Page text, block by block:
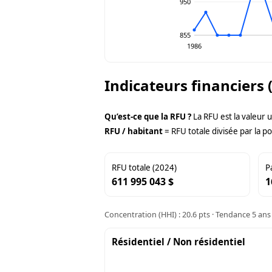
855
1986
Indicateurs financiers
Qu’est-ce que la RFU ? La RFU est la
RFU / habitant= RFU totale divisée par la
RFU totale (2024)
611 995 043 $
Concentration (HHI) : 20.6 pts · Tendance 5 ans
Résidentiel / Non résidentiel